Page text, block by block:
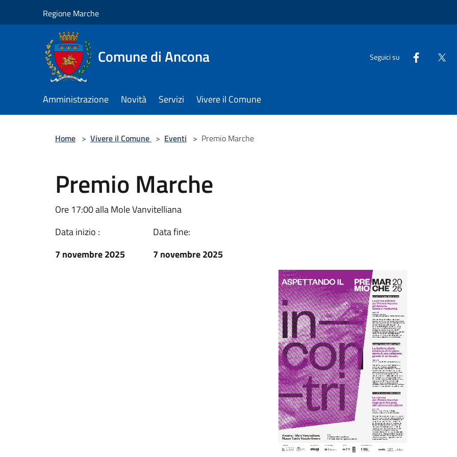
Regione Marche
Comune di Ancona Seguici su
Amministrazione Novità Servizi Vivere il Comune
Home > Vivere il Comune > Eventi > Premio Marche
Premio Marche
Ore 17:00 alla Mole Vanvitelliana
Data inizio :
7 novembre 2025
Data fine:
7 novembre 2025